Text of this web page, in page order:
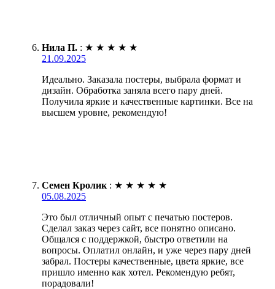
Нила П. : ★ ★ ★ ★ ★
21.09.2025
Идеально. Заказала постеры, выбрала формат и
дизайн. Обработка заняла всего пару дней.
Получила яркие и качественные картинки. Все на
высшем уровне, рекомендую!
Семен Кролик : ★ ★ ★ ★ ★
05.08.2025
Это был отличный опыт с печатью постеров.
Сделал заказ через сайт, все понятно описано.
Общался с поддержкой, быстро ответили на
вопросы. Оплатил онлайн, и уже через пару дней
забрал. Постеры качественные, цвета яркие, все
пришло именно как хотел. Рекомендую ребят,
порадовали!